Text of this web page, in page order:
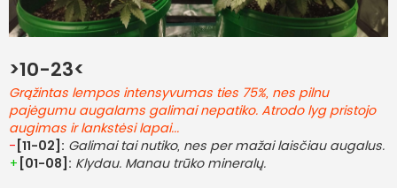
>10-23<
Grąžintas lempos intensyvumas ties 75%, nes pilnu
pajėgumu augalams galimai nepatiko. Atrodo lyg pristojo
augimas ir lankstėsi lapai...
- [11-02]: Galimai tai nutiko, nes per mažai laisčiau augalus.
+ [01-08]: Klydau. Manau trūko mineralų.